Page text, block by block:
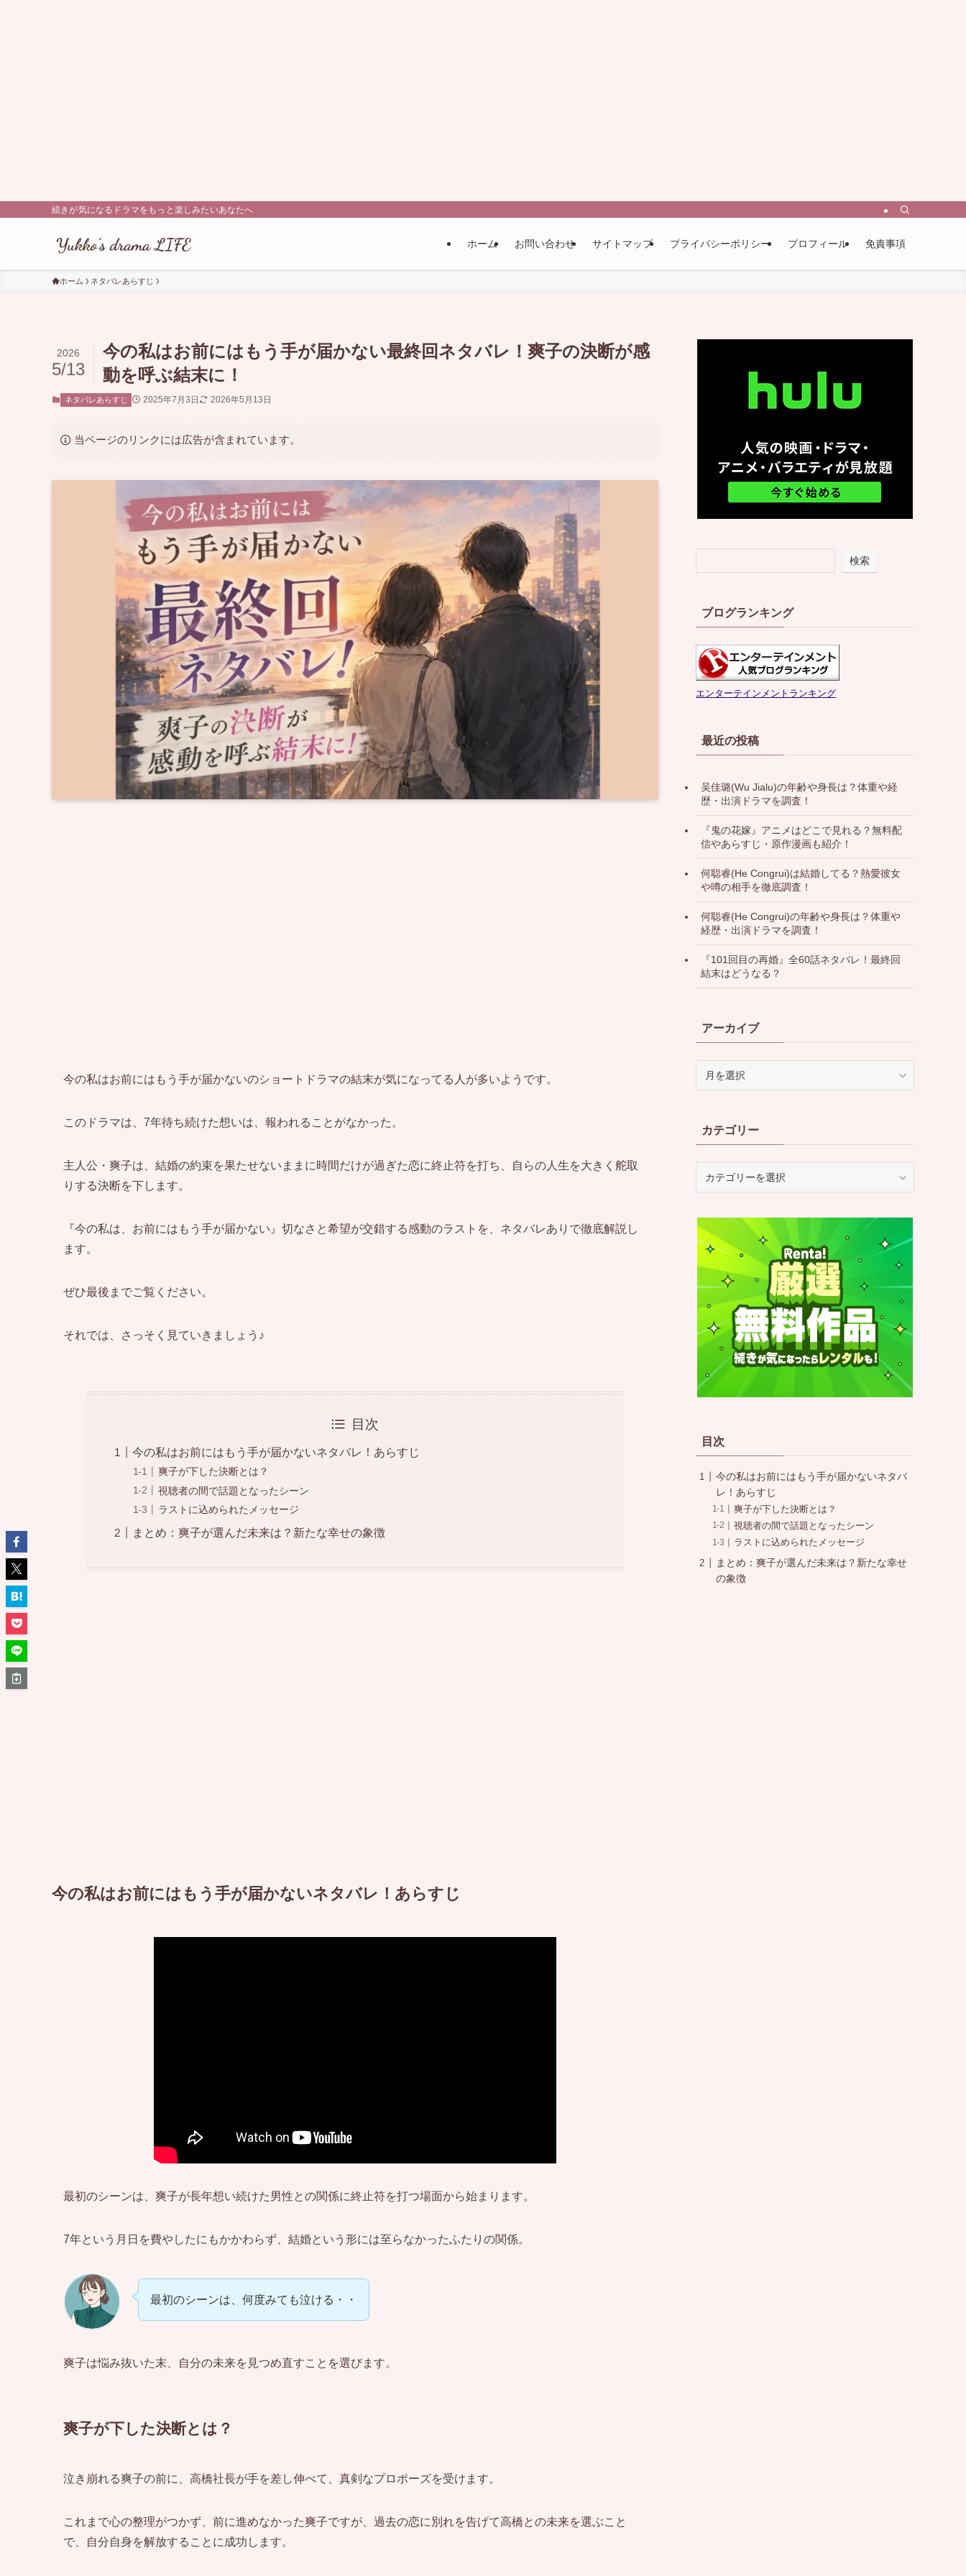
続きが気になるドラマをもっと楽しみたいあなたへ
ホーム お問い合わせ サイトマップ プライバシーポリシー プロフィール 免責事項
ホーム ネタバレあらすじ
今の私はお前にはもう手が届かない最終回ネタバレ！爽子の決断が感
動を呼ぶ結末に！
2026
5/13
ネタバレあらすじ 2025年7月3日 2026年5月13日
当ページのリンクには広告が含まれています。
今の私はお前にはもう手が届かないのショートドラマの結末が気になってる人が多いようです。
このドラマは、7年待ち続けた想いは、報われることがなかった。
主人公・爽子は、結婚の約束を果たせないままに時間だけが過ぎた恋に終止符を打ち、自らの人生を大きく舵取
りする決断を下します。
『今の私は、お前にはもう手が届かない』切なさと希望が交錯する感動のラストを、ネタバレありで徹底解説し
ます。
ぜひ最後までご覧ください。
それでは、さっそく見ていきましょう♪
目次
今の私はお前にはもう手が届かないネタバレ！あらすじ
爽子が下した決断とは？
視聴者の間で話題となったシーン
ラストに込められたメッセージ
まとめ：爽子が選んだ未来は？新たな幸せの象徴
今の私はお前にはもう手が届かないネタバレ！あらすじ
最初のシーンは、爽子が長年想い続けた男性との関係に終止符を打つ場面から始まります。
7年という月日を費やしたにもかかわらず、結婚という形には至らなかったふたりの関係。
最初のシーンは、何度みても泣ける・・
爽子は悩み抜いた末、自分の未来を見つめ直すことを選びます。
爽子が下した決断とは？
泣き崩れる爽子の前に、高橋社長が手を差し伸べて、真剣なプロポーズを受けます。
これまで心の整理がつかず、前に進めなかった爽子ですが、過去の恋に別れを告げて高橋との未来を選ぶこと
で、自分自身を解放することに成功します。
検索
ブログランキング
エンターテインメントランキング
最近の投稿
吴佳璐(Wu Jialu)の年齢や身長は？体重や経
歴・出演ドラマを調査！
『鬼の花嫁』アニメはどこで見れる？無料配
信やあらすじ・原作漫画も紹介！
何聪睿(He Congrui)は結婚してる？熱愛彼女
や噂の相手を徹底調査！
何聪睿(He Congrui)の年齢や身長は？体重や
経歴・出演ドラマを調査！
『101回目の再婚』全60話ネタバレ！最終回
結末はどうなる？
アーカイブ
ブカテゴリー
リ
ー
目次
今の私はお前にはもう手が届かないネタバ
レ！あらすじ
爽子が下した決断とは？
視聴者の間で話題となったシーン
ラストに込められたメッセージ
まとめ：爽子が選んだ未来は？新たな幸せ
の象徴